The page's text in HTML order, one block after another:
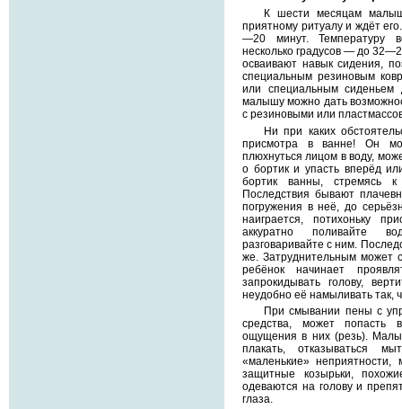
К шести месяцам
приятному ритуалу и ждёт
—20 минут. Температуру
несколько градусов — до
осваивают навык сидения,
специальным резиновым
или специальным
малышу можно дать
с резиновыми или
Ни при каких
присмотра в ванне! Он
плюхнуться лицом в воду,
о бортик и упасть вперёд
бортик ванны, стремясь
Последствия бывают
погружения в неё, до
наиграется, потихоньку
аккуратно поливайте
разговаривайте с ним.
же. Затруднительным может
ребёнок начинает
запрокидывать голову,
неудобно её намыливать так,
При смывании пены с
средства, может попасть
ощущения в них (резь).
плакать, отказываться
«маленькие» неприятности,
защитные козырьки,
одеваются на голову и
глаза.